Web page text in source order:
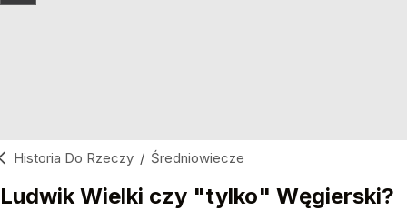
Historia Do Rzeczy / Średniowiecze
Ludwik Wielki czy "tylko" Węgierski?